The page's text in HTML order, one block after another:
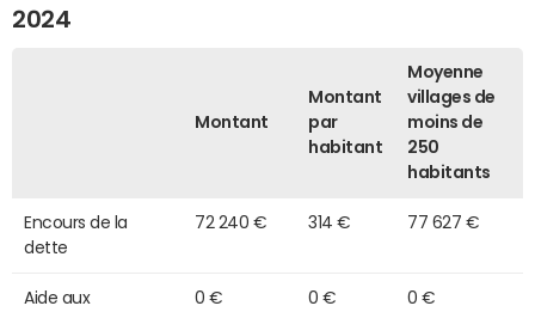
2024
Montant
Montant
par
habitant
Moyenne
villages de
moins de
250
habitants
Encours de la
dette
72 240 € 314 € 77 627 €
Aide aux
0 € 0 € 0 €